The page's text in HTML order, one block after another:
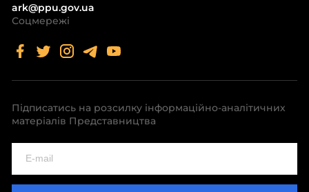
ark@ppu.gov.ua
Соцмережі
Підписатись на розсилку інформаційно-аналітичних
матеріалів Представництва